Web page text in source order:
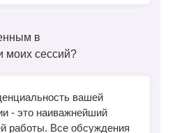
в
моих сессий?
вашей
- это наиважнейший
работы. Все обсуждения